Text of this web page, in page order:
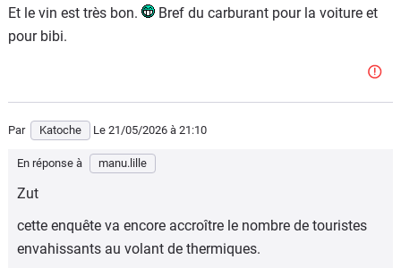
Et le vin est très bon.
Bref du carburant pour la voiture et
pour bibi.
Par Katoche Le 21/05/2026 à 21:10
En réponse à manu.lille
Zut
cette enquête va encore accroître le nombre de touristes
envahissants au volant de thermiques.